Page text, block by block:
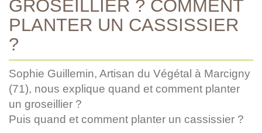
GROSEILLIER ? COMMENT
PLANTER UN CASSISSIER
?
Sophie Guillemin, Artisan du Végétal à Marcigny
(71), nous explique quand et comment planter
un groseillier ?
Puis quand et comment planter un cassissier ?